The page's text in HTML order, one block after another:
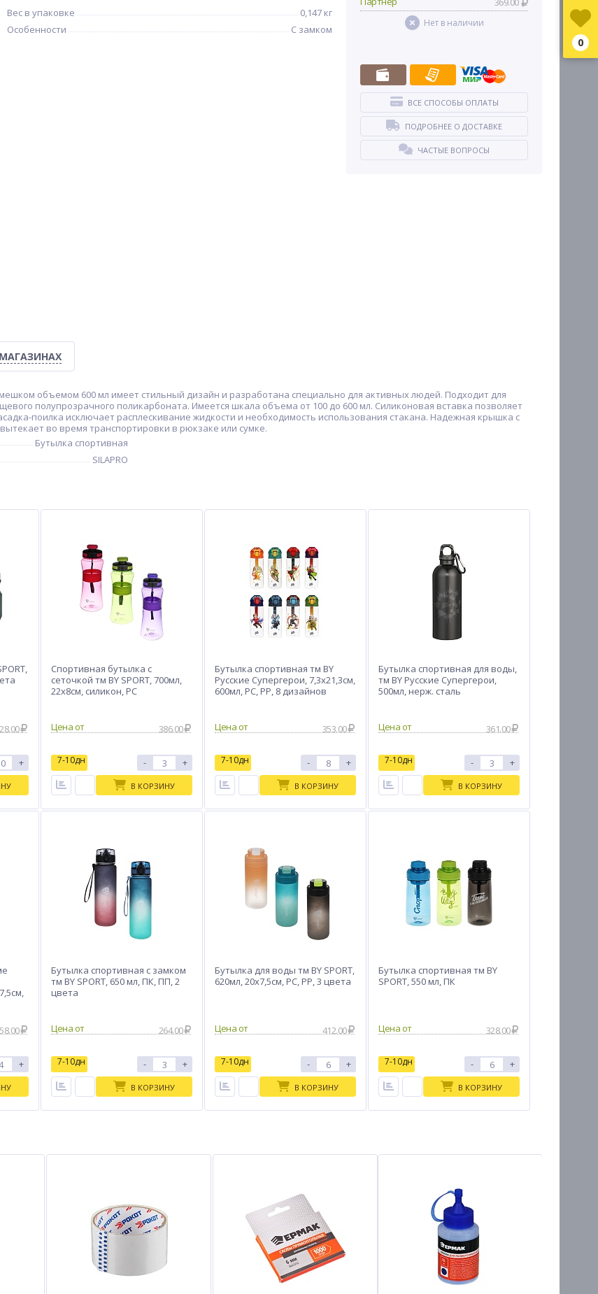
Вес в упаковке
0,147 кг
Особенности
С замком
Нет в наличии
ВСЕ СПОСОБЫ ОПЛАТЫ
ПОДРОБНЕЕ О ДОСТАВКЕ
ЧАСТЫЕ ВОПРОСЫ
объемом 600 мл имеет стильный дизайн и разработана специально для активных людей. Подходит для
полупрозрачного поликарбоната. Имеется шкала объема от 100 до 600 мл. Силиконовая вставка позволяет
поилка исключает расплескивание жидкости и необходимость использования стакана. Надежная крышка с
во время транспортировки в рюкзаке или сумке.
Бутылка спортивная
SILAPRO
+
Спортивная бутылка с
сеточкой тм BY SPORT, 700мл,
22х8см, силикон, PC
Цена от 386.00
7-10дн - +
В КОРЗИНУ
Бутылка спортивная тм BY
Русские Супергерои, 7,3x21,3см,
600мл, PC, PP, 8 дизайнов
Цена от 353.00
7-10дн - +
В КОРЗИНУ
Бутылка спортивная для воды,
тм BY Русские Супергерои,
500мл, нерж. сталь
Цена от 361.00
7-10дн - +
В КОРЗИНУ
+
Бутылка спортивная с замком
тм BY SPORT, 650 мл, ПК, ПП, 2
цвета
Цена от 264.00
7-10дн - +
В КОРЗИНУ
Бутылка для воды тм BY SPORT,
620мл, 20х7,5см, PC, PP, 3 цвета
Цена от 412.00
7-10дн - +
В КОРЗИНУ
Бутылка спортивная тм BY
SPORT, 550 мл, ПК
Цена от 328.00
7-10дн - +
В КОРЗИНУ
0